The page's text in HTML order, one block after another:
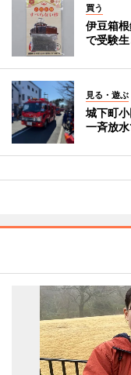
買う
伊豆箱
で受験
見る・遊ぶ
城下町
一斉放